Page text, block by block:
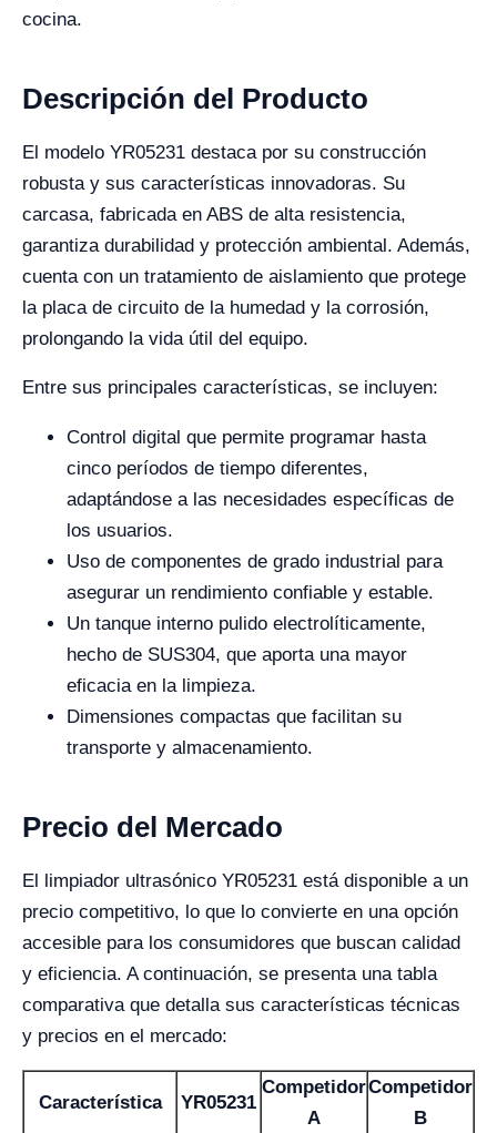
cocina.
Descripción del Producto
El modelo YR05231 destaca por su construcción
robusta y sus características innovadoras. Su
carcasa, fabricada en ABS de alta resistencia,
garantiza durabilidad y protección ambiental. Además,
cuenta con un tratamiento de aislamiento que protege
la placa de circuito de la humedad y la corrosión,
prolongando la vida útil del equipo.
Entre sus principales características, se incluyen:
Control digital que permite programar hasta
cinco períodos de tiempo diferentes,
adaptándose a las necesidades específicas de
los usuarios.
Uso de componentes de grado industrial para
asegurar un rendimiento confiable y estable.
Un tanque interno pulido electrolíticamente,
hecho de SUS304, que aporta una mayor
eficacia en la limpieza.
Dimensiones compactas que facilitan su
transporte y almacenamiento.
Precio del Mercado
El limpiador ultrasónico YR05231 está disponible a un
precio competitivo, lo que lo convierte en una opción
accesible para los consumidores que buscan calidad
y eficiencia. A continuación, se presenta una tabla
comparativa que detalla sus características técnicas
y precios en el mercado:
Característica YR05231
Competidor
A
Competidor
B